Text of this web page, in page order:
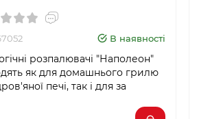
В наявності
розпалювачі "Наполеон"
як для домашнього грилю
печі, так і для за